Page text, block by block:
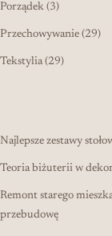
Porządek 33 produkty
Przechowywanie 2929
Tekstylia 2929
Najlepsze zestawy
Teoria biżuterii w
Remont starego
przebudowę